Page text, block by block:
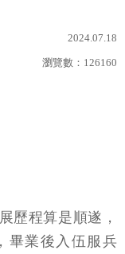
2024.07.18
瀏覽數： 126160
歷程算是順遂，
畢業後入伍服兵